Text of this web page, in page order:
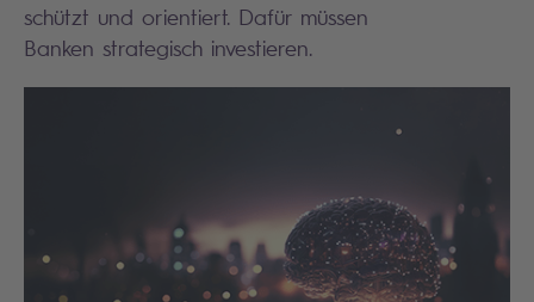
schützt und orientiert. Dafür müssen
Banken strategisch investieren.